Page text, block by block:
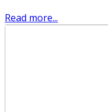
Read more...